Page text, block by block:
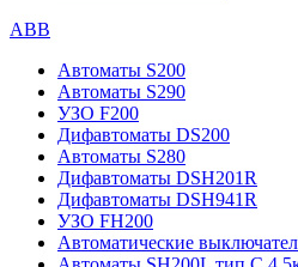
ABB
Автоматы S200
Автоматы S290
УЗО F200
Дифавтоматы DS200
Автоматы S280
Дифавтоматы DSH201R
Дифавтоматы DSH941R
УЗО FH200
Автоматические